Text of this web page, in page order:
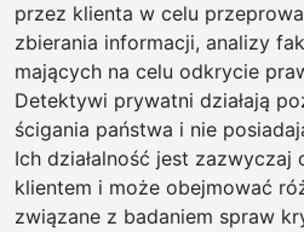
przez klienta w celu
zbierania informacji, analizy
mających na celu odkrycie
Detektywi prywatni działają
ścigania państwa i nie
Ich działalność jest zazwyczaj
klientem i może obejmować
związane z badaniem spraw